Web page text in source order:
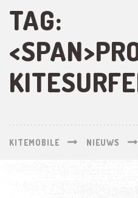
TAG:
KITEMOBILE NIEUWS